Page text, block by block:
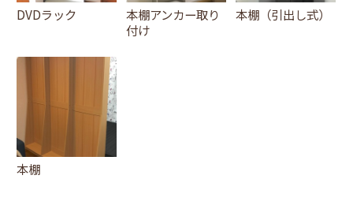
DVDラック
本棚アンカー取り
付け
本棚（引出し式）
本棚